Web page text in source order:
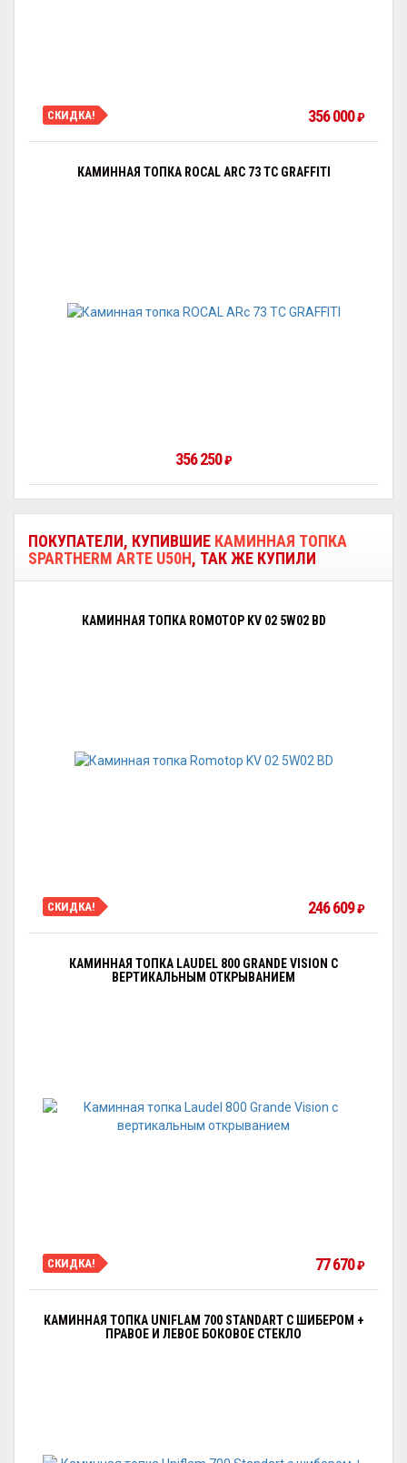
СКИДКА! 356 000₽
КАМИННАЯ ТОПКА ROCAL ARC 73 TC GRAFFITI
356 250₽
ПОКУПАТЕЛИ, КУПИВШИЕ КАМИННАЯ ТОПКА
SPARTHERM ARTE U50H, ТАК ЖЕ КУПИЛИ
КАМИННАЯ ТОПКА ROMOTOP KV 02 5W02 BD
СКИДКА! 246 609₽
КАМИННАЯ ТОПКА LAUDEL 800 GRANDE VISION С
ВЕРТИКАЛЬНЫМ ОТКРЫВАНИЕМ
СКИДКА! 77 670₽
КАМИННАЯ ТОПКА UNIFLAM 700 STANDART С ШИБЕРОМ +
ПРАВОЕ И ЛЕВОЕ БОКОВОЕ СТЕКЛО